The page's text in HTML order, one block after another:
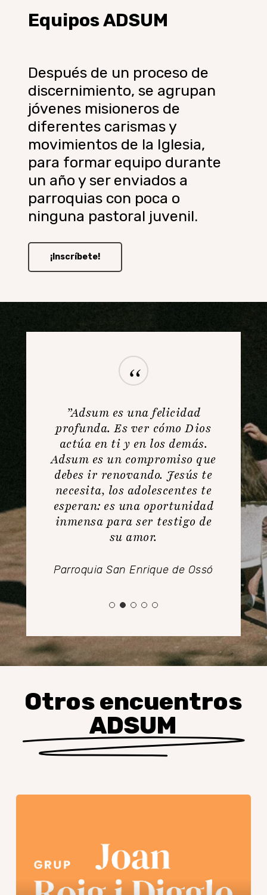
EquiposADSUM
Después de un proceso de
discernimiento, se agrupan
jóvenes misioneros de
diferentes carismas y
movimientos de la Iglesia,
para formar equipo durante
un año y ser enviados a
parroquias con poca o
ninguna pastoral juvenil.
¡Inscríbete!
“
”Adsum es una felicidad
profunda. Es ver cómo Dios
actúa en ti y en los demás.
Adsum es un compromiso que
debes ir renovando. Jesús te
necesita, los adolescentes te
esperan: es una oportunidad
inmensa para ser testigo de
su amor.
Parroquia San Enrique de Ossó
Otros encuentros
ADSUM
Encuentro
curso